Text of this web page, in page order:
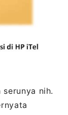
nih.